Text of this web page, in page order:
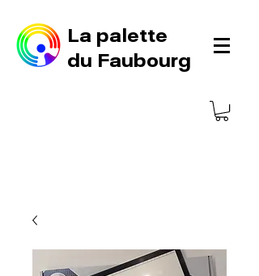
La palette
du Faubourg